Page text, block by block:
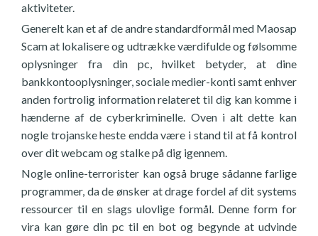
aktiviteter.
Generelt kan et af de andre standardformål med Maosap
Scam at lokalisere og udtrække værdifulde og følsomme
oplysninger fra din pc, hvilket betyder, at dine
bankkontooplysninger, sociale medier-konti samt enhver
anden fortrolig information relateret til dig kan komme i
hænderne af de cyberkriminelle. Oven i alt dette kan
nogle trojanske heste endda være i stand til at få kontrol
over dit webcam og stalke på dig igennem.
Nogle online-terrorister kan også bruge sådanne farlige
programmer, da de ønsker at drage fordel af dit systems
ressourcer til en slags ulovlige formål. Denne form for
vira kan gøre din pc til en bot og begynde at udvinde